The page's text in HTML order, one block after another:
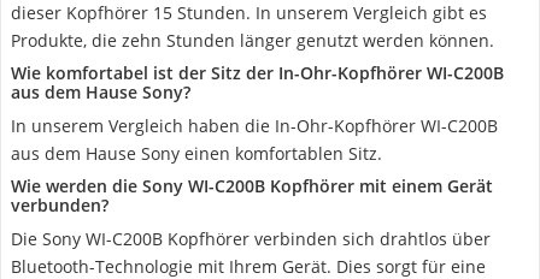
dieser Kopfhörer 15 Stunden. In unserem Vergleich gibt es
Produkte, die zehn Stunden länger genutzt werden können.
Wie komfortabel ist der Sitz der In-Ohr-Kopfhörer WI-C200B
aus dem Hause Sony?
In unserem Vergleich haben die In-Ohr-Kopfhörer WI-C200B
aus dem Hause Sony einen komfortablen Sitz.
Wie werden die Sony WI-C200B Kopfhörer mit einem Gerät
verbunden?
Die Sony WI-C200B Kopfhörer verbinden sich drahtlos über
Bluetooth-Technologie mit Ihrem Gerät. Dies sorgt für eine